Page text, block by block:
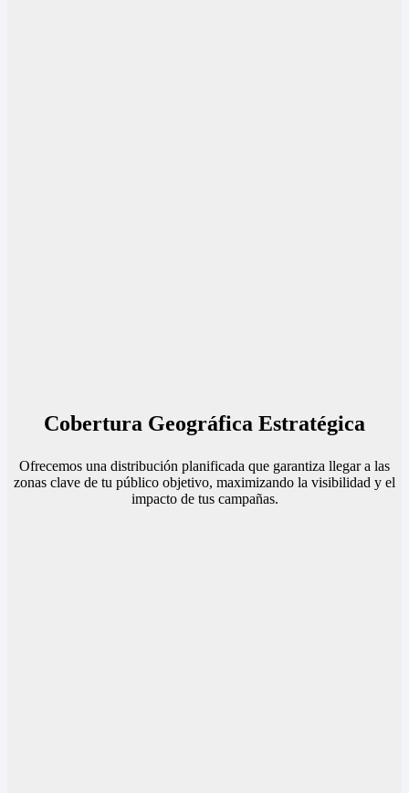
Cobertura Geográfica Estratégica
Ofrecemos una distribución planificada que garantiza llegar a las
zonas clave de tu público objetivo, maximizando la visibilidad y el
impacto de tus campañas.